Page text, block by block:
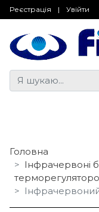
Реєстрація | Увійти
Головна
Інфрачервоні